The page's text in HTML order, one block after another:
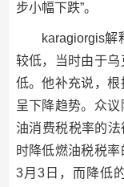
步小幅下跌”。
karagiorgis
较低，当时由于
低。他补充说，
呈下降趋势。众
油消费税税率的
时降低燃油税税
3月3日，而降低